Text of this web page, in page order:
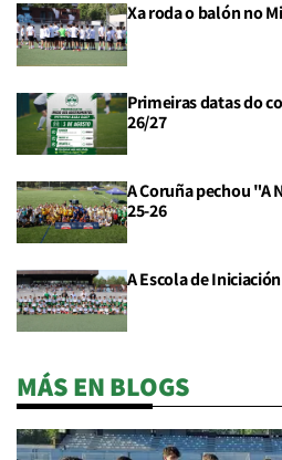
Xa roda o balón no
Primeiras datas do
26/27
A Coruña pechou "A
25-26
A Escola de
MÁS EN BLOGS